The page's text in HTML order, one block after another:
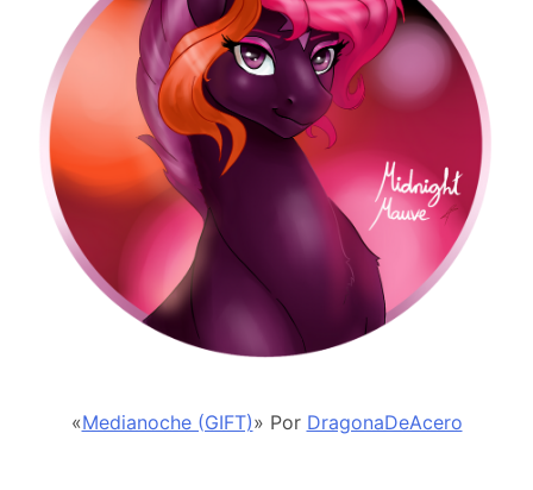
«Medianoche (GIFT)» Por DragonaDeAcero